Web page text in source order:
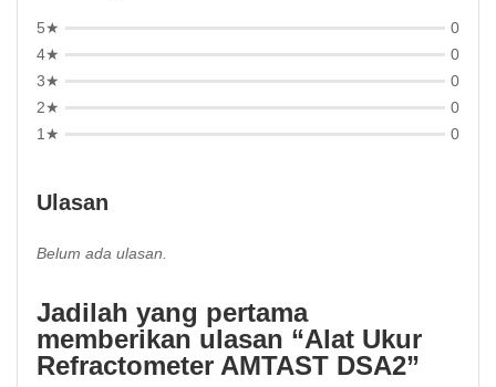
5★
0
4★
0
3★
0
2★
0
1★
0
Ulasan
Belum ada ulasan.
Jadilah yang pertama
memberikan ulasan “Alat Ukur
Refractometer AMTAST DSA2”